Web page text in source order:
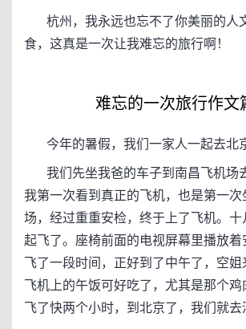
杭州，我永远也忘不了你美丽的人
食，这真是一次让我难忘的旅行啊！
难忘的一次旅行作文
今年的暑假，我们一家人一起去北
我们先坐我爸的车子到南昌飞机场
我第一次看到真正的飞机，也是第一
场，经过重重安检，终于上了飞机。
起飞了。座椅前面的电视屏幕里播放
飞了一段时间，正好到了中午了，空姐
飞机上的午饭可好吃了，尤其是那个鸡
飞了快两个小时，到北京了，我们就去